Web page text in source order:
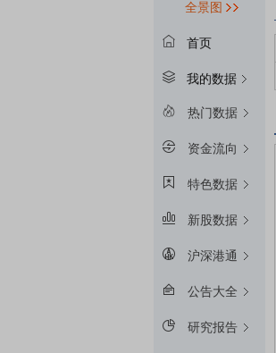
全景图
首页
我的数据
热门数据
资金流向
特色数据
新股数据
沪深港通
公告大全
研究报告